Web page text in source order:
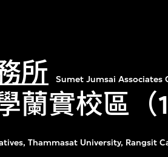
所 Sumet Jumsai Associates
蘭實校區（
Thammasat University, Rangsit